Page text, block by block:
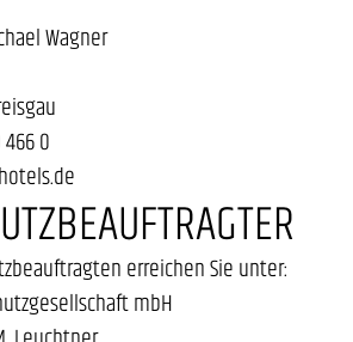
Wagner
0
erreichen Sie unter:
mbH